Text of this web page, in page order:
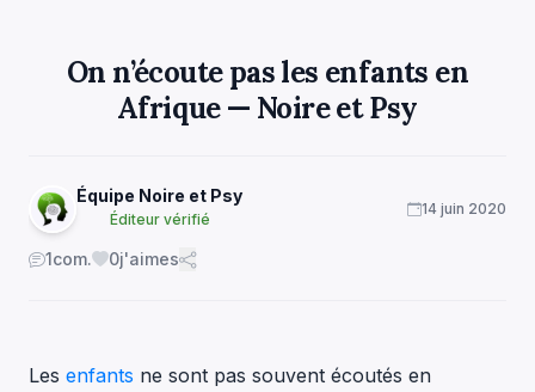
On n’écoute pas les enfants en
Afrique — Noire et Psy
Équipe Noire et Psy
Éditeur vérifié
14 juin 2020
1com. 0j'aimes
Les enfants ne sont pas souvent écoutés en